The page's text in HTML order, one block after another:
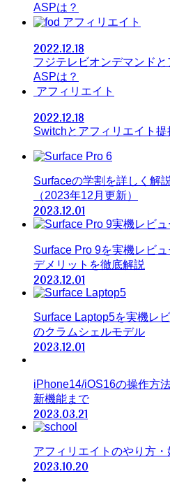
ASPは？
アフィリエイト
2022.12.18
フジテレビオンデマンド
ASPは？
アフィリエイト
2022.12.18
Switchとアフィリエイト提
Surfaceの学割を詳しく解
（2023年12月更新）
2023.12.01
Surface Pro 9を実機レビ
デメリットを徹底解説
2023.12.01
Surface Laptop5を実機レ
のクラムシェルモデル
2023.12.01
iPhone14/iOS16の操作方
新機能まで
2023.03.21
アフィリエイトのやり方・
2023.10.20